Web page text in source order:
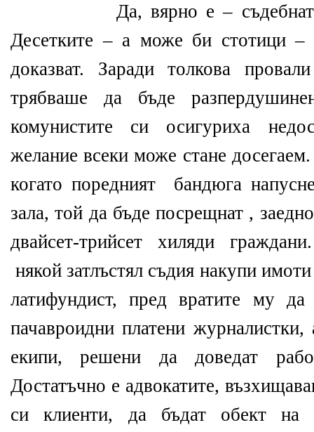
Да, вярно е – съдебната
Десетките – а може би стотици –
доказват. Заради толкова
трябваше да бъде
комунистите си осигуриха
желание всеки може стане
когато поредният бандюга
зала, той да бъде посрещнат ,
двайсет-трийсет хиляди
някой затлъстял съдия накупи
латифундист, пред вратите му
пачавроидни платени
екипи, решени да доведат
Достатъчно е адвокатите,
си клиенти, да бъдат обект на